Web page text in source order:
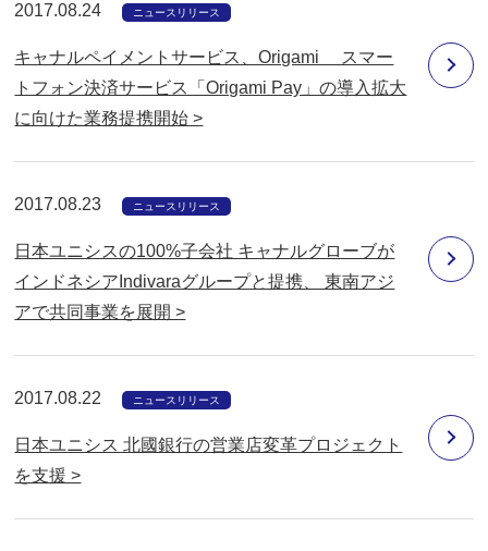
2017.08.24 ニュースリリース
キャナルペイメントサービス、Origami スマー
トフォン決済サービス「Origami Pay」の導入拡大
に向けた業務提携開始 >
2017.08.23 ニュースリリース
日本ユニシスの100%子会社 キャナルグローブが
インドネシアIndivaraグループと提携、 東南アジ
アで共同事業を展開 >
2017.08.22 ニュースリリース
日本ユニシス 北國銀行の営業店変革プロジェクト
を支援 >